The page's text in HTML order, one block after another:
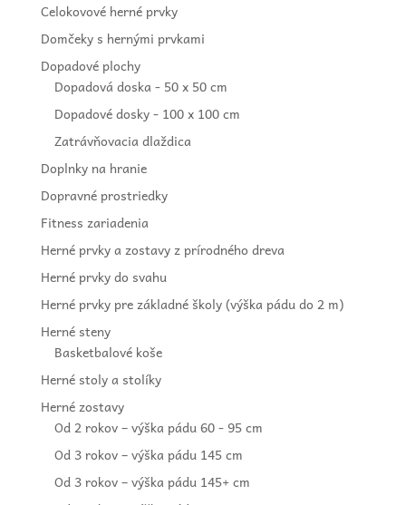
Celokovové herné prvky
Domčeky s hernými prvkami
Dopadové plochy
Dopadová doska - 50 x 50 cm
Dopadové dosky - 100 x 100 cm
Zatrávňovacia dlaždica
Doplnky na hranie
Dopravné prostriedky
Fitness zariadenia
Herné prvky a zostavy z prírodného dreva
Herné prvky do svahu
Herné prvky pre základné školy (výška pádu do 2 m)
Herné steny
Basketbalové koše
Herné stoly a stolíky
Herné zostavy
Od 2 rokov – výška pádu 60 - 95 cm
Od 3 rokov – výška pádu 145 cm
Od 3 rokov – výška pádu 145+ cm